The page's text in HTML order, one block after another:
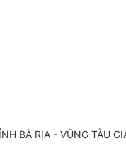
BÀ RỊA - VŨNG TÀU